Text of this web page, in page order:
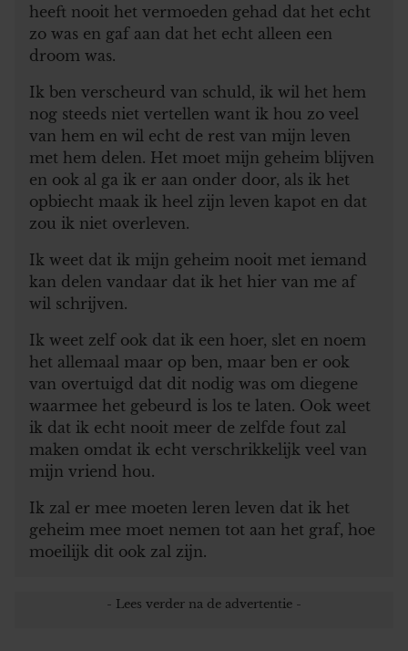
heeft nooit het vermoeden gehad dat het echt
zo was en gaf aan dat het echt alleen een
droom was.
Ik ben verscheurd van schuld, ik wil het hem
nog steeds niet vertellen want ik hou zo veel
van hem en wil echt de rest van mijn leven
met hem delen. Het moet mijn geheim blijven
en ook al ga ik er aan onder door, als ik het
opbiecht maak ik heel zijn leven kapot en dat
zou ik niet overleven.
Ik weet dat ik mijn geheim nooit met iemand
kan delen vandaar dat ik het hier van me af
wil schrijven.
Ik weet zelf ook dat ik een hoer, slet en noem
het allemaal maar op ben, maar ben er ook
van overtuigd dat dit nodig was om diegene
waarmee het gebeurd is los te laten. Ook weet
ik dat ik echt nooit meer de zelfde fout zal
maken omdat ik echt verschrikkelijk veel van
mijn vriend hou.
Ik zal er mee moeten leren leven dat ik het
geheim mee moet nemen tot aan het graf, hoe
moeilijk dit ook zal zijn.